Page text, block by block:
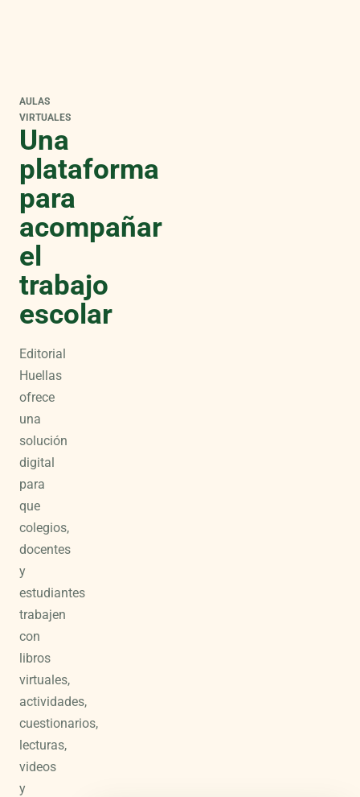
AULAS
VIRTUALES
Una
plataforma
para
acompañar
el
trabajo
escolar
Editorial
Huellas
ofrece
una
solución
digital
para
que
colegios,
docentes
y
estudiantes
trabajen
con
libros
virtuales,
actividades,
cuestionarios,
lecturas,
videos
y